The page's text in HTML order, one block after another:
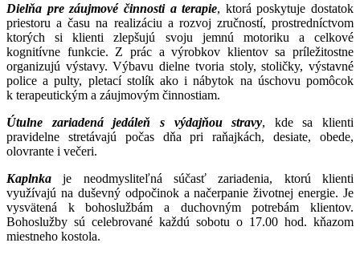
Dielňa pre záujmové činnosti a terapie, ktorá poskytuje dostatok
priestoru a času na realizáciu a rozvoj zručností, prostredníctvom
ktorých si klienti zlepšujú svoju jemnú motoriku a celkové
kognitívne funkcie. Z prác a výrobkov klientov sa príležitostne
organizujú výstavy. Výbavu dielne tvoria stoly, stoličky, výstavné
police a pulty, pletací stolík ako i nábytok na úschovu pomôcok
k terapeutickým a záujmovým činnostiam.
Útulne zariadená jedáleň s výdajňou stravy, kde sa klienti
pravidelne stretávajú počas dňa pri raňajkách, desiate, obede,
olovrante i večeri.
Kaplnka je neodmysliteľná súčasť zariadenia, ktorú klienti
využívajú na duševný odpočinok a načerpanie životnej energie. Je
vysvätená k bohoslužbám a duchovným potrebám klientov.
Bohoslužby sú celebrované každú sobotu o 17.00 hod. kňazom
miestneho kostola.